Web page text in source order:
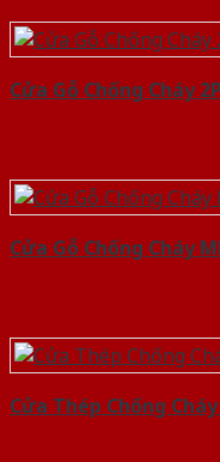
Cửa Gỗ Chống Cháy
Cửa Gỗ Chống Cháy
Cửa Thép Chống